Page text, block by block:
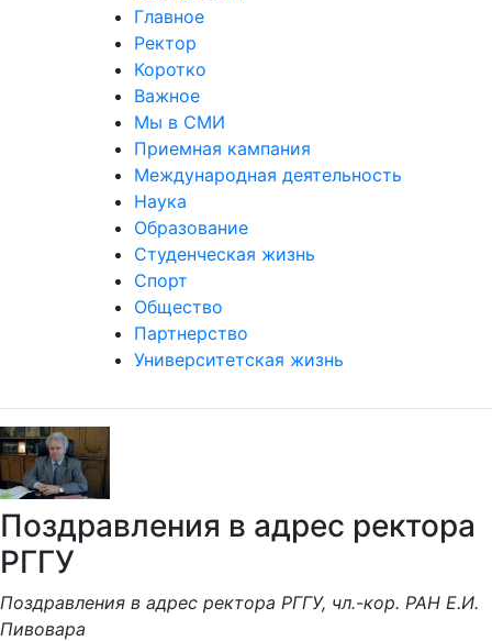
Главное
Ректор
Коротко
Важное
Мы в СМИ
Приемная кампания
Международная деятельность
Наука
Образование
Студенческая жизнь
Спорт
Общество
Партнерство
Университетская жизнь
Поздравления в адрес ректора
РГГУ
Поздравления в адрес ректора РГГУ, чл.-кор. РАН Е.И.
Пивовара